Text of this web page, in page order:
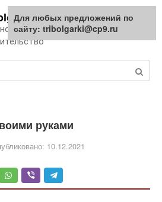
информации про
руками
10.12.2021
Для любых предложений по
сайту: tribolgarki@cp9.ru